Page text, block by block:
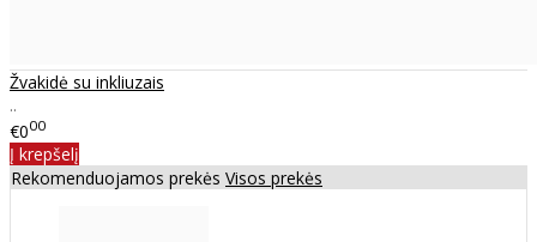
Žvakidė su inkliuzais
..
€000
Į krepšelį
Rekomenduojamos prekės Visos prekės